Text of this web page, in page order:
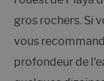
gros rochers. Si
vous
profondeur de